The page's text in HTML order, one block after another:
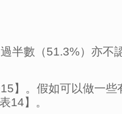
半數（51.3%）亦不
】。假如可以做一
14】。